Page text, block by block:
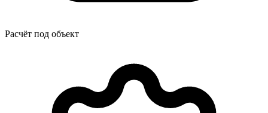
Расчёт под объект